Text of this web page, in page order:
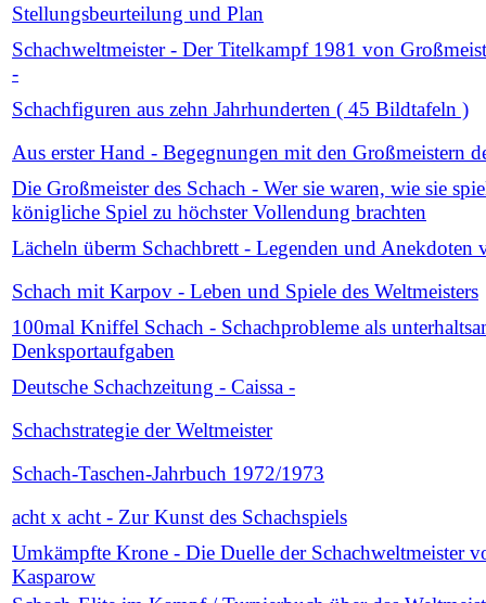
Stellungsbeurteilung und Plan
Schachweltmeister - Der Titelkampf 1981 von
-
Schachfiguren aus zehn Jahrhunderten ( 45 Bildtafeln )
Aus erster Hand - Begegnungen mit den Großmeistern
Die Großmeister des Schach - Wer sie waren, wie sie
königliche Spiel zu höchster Vollendung brachten
Lächeln überm Schachbrett - Legenden und Anekdoten
Schach mit Karpov - Leben und Spiele des Weltmeisters
100mal Kniffel Schach - Schachprobleme als
Denksportaufgaben
Deutsche Schachzeitung - Caissa -
Schachstrategie der Weltmeister
Schach-Taschen-Jahrbuch 1972/1973
acht x acht - Zur Kunst des Schachspiels
Umkämpfte Krone - Die Duelle der Schachweltmeister
Kasparow